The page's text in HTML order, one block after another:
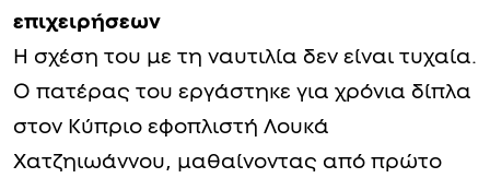
επιχειρήσεων
Η σχέση του με τη ναυτιλία δεν είναι τυχαία.
Ο πατέρας του εργάστηκε για χρόνια δίπλα
στον Κύπριο εφοπλιστή Λουκά
Χατζηιωάννου, μαθαίνοντας από πρώτο